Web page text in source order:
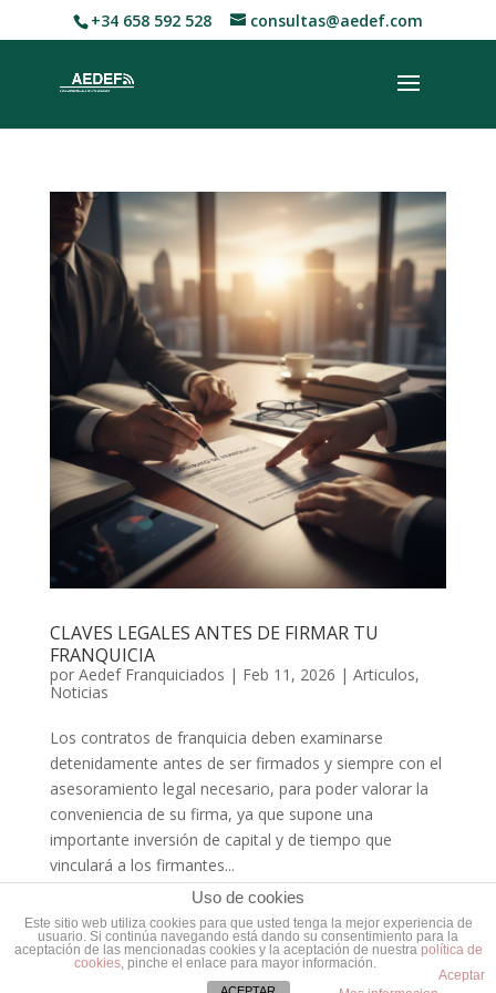
+34 658 592 528 consultas@aedef.com
CLAVES LEGALES ANTES DE FIRMAR TU
FRANQUICIA
por Aedef Franquiciados | Feb 11, 2026 | Articulos,
Noticias
Los contratos de franquicia deben examinarse
detenidamente antes de ser firmados y siempre con el
asesoramiento legal necesario, para poder valorar la
conveniencia de su firma, ya que supone una
importante inversión de capital y de tiempo que
vinculará a los firmantes...
Uso de cookies
Este sitio web utiliza cookies para que usted tenga la mejor experiencia de
usuario. Si continúa navegando está dando su consentimiento para la
aceptación de las mencionadas cookies y la aceptación de nuestra política de
cookies, pinche el enlace para mayor información.
Aceptar